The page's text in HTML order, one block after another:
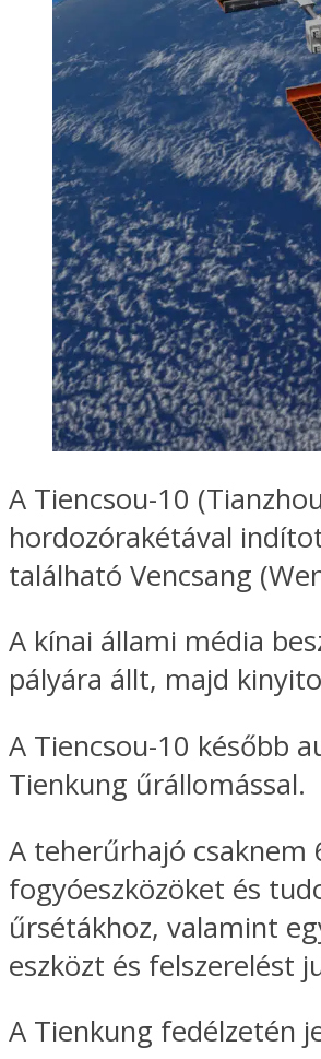
A Tiencsou-10
hordozórakétával
található Vencsang
A kínai állami média
pályára állt, majd
A Tiencsou-10 később
Tienkung űrállomással.
A teherűrhajó csaknem
fogyóeszközöket és
űrsétákhoz, valamint
eszközt és felszerelést
A Tienkung fedélzetén